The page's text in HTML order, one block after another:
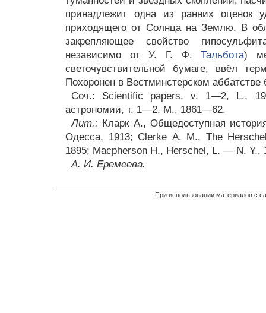
принадлежит одна из ранних оценок
приходящего от Солнца на Землю. В
закрепляющее свойство
независимо от У. Г. Ф.Тальбота)
светочувствительной бумаге, ввёл
Похоронен в Вестминстерском
Соч.: Scientific papers, v. 1—2, L.,
астрономии, т. 1—2, М., 1861—62.
Лит.: Кларк А., Общедоступная
Одесса, 1913; Clerke А. М., The
1895; Macpherson Н., Herschel, L. — N. Y.,
А. И. Еремеева.
При использовании материалов с